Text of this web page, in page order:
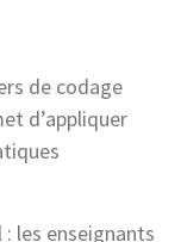
de codage
d’appliquer
les enseignants